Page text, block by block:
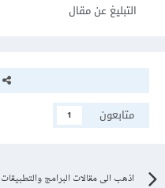
التبليغ عن مقال
متابعون
1
اذهب الى مقالات البرامج والتطبيقات